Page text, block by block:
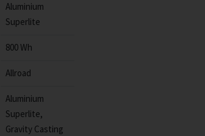
Aluminium
Superlite
800 Wh
Allroad
Aluminium
Superlite,
Gravity Casting